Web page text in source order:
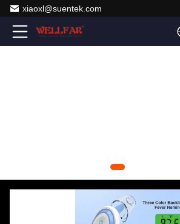
xiaoxl@suentek.com